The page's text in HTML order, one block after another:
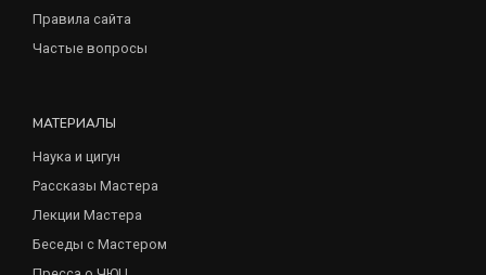
Правила сайта
Частые вопросы
МАТЕРИАЛЫ
Наука и цигун
Рассказы Мастера
Лекции Мастера
Беседы с Мастером